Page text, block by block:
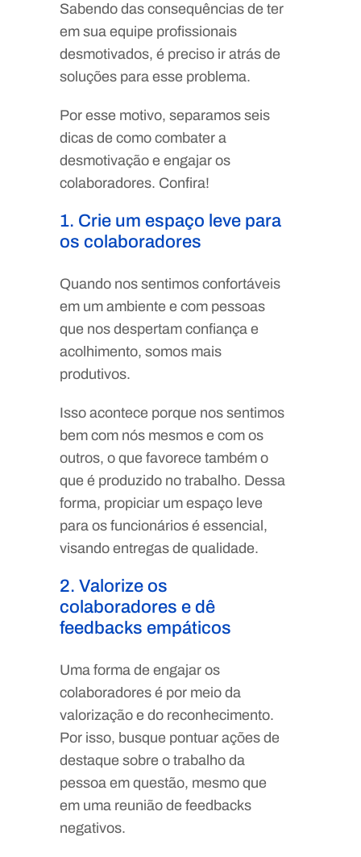
Sabendo das consequências de ter
em sua equipe profissionais
desmotivados, é preciso ir atrás de
soluções para esse problema.
Por esse motivo, separamos seis
dicas de como combater a
desmotivação e engajar os
colaboradores. Confira!
1. Crie um espaço leve para
os colaboradores
Quando nos sentimos confortáveis
em um ambiente e com pessoas
que nos despertam confiança e
acolhimento, somos mais
produtivos.
Isso acontece porque nos sentimos
bem com nós mesmos e com os
outros, o que favorece também o
que é produzido no trabalho. Dessa
forma, propiciar um espaço leve
para os funcionários é essencial,
visando entregas de qualidade.
2. Valorize os
colaboradores e dê
feedbacks empáticos
Uma forma de engajar os
colaboradores é por meio da
valorização e do reconhecimento.
Por isso, busque pontuar ações de
destaque sobre o trabalho da
pessoa em questão, mesmo que
em uma reunião de feedbacks
negativos.